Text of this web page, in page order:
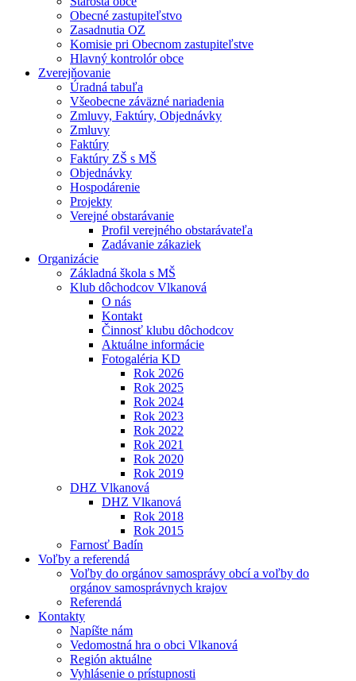
Obecné zastupiteľstvo
Zasadnutia OZ
Komisie pri Obecnom zastupiteľstve
Hlavný kontrolór obce
Zverejňovanie
Úradná tabuľa
Všeobecne záväzné nariadenia
Zmluvy, Faktúry, Objednávky
Zmluvy
Faktúry
Faktúry ZŠ s MŠ
Objednávky
Hospodárenie
Projekty
Verejné obstarávanie
Profil verejného obstarávateľa
Zadávanie zákaziek
Organizácie
Základná škola s MŠ
Klub dôchodcov Vlkanová
O nás
Kontakt
Činnosť klubu dôchodcov
Aktuálne informácie
Fotogaléria KD
Rok 2026
Rok 2025
Rok 2024
Rok 2023
Rok 2022
Rok 2021
Rok 2020
Rok 2019
DHZ Vlkanová
DHZ Vlkanová
Rok 2018
Rok 2015
Farnosť Badín
Voľby a referendá
Voľby do orgánov samosprávy obcí a voľby do
orgánov samosprávnych krajov
Referendá
Kontakty
Napíšte nám
Vedomostná hra o obci Vlkanová
Región aktuálne
Vyhlásenie o prístupnosti